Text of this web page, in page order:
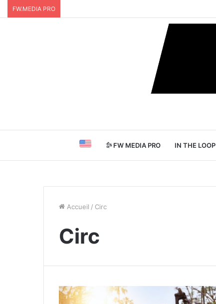
FW.MEDIA PRO
FW MEDIA PRO IN THE LOOP
Accueil / Circ
Circ